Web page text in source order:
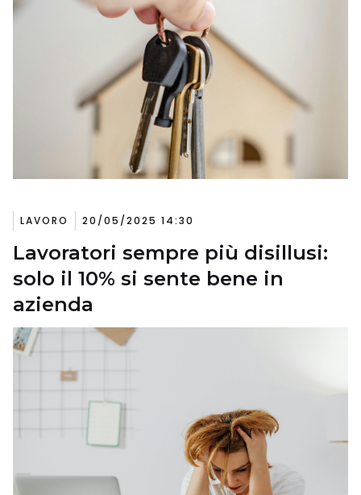
LAVORO 20/05/2025 14:30
Lavoratori sempre più disillusi:
solo il 10% si sente bene in
azienda